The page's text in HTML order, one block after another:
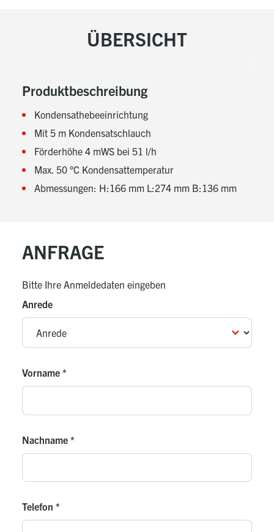
ÜBERSICHT
Produktbeschreibung
Kondensathebeeinrichtung
Mit 5 m Kondensatschlauch
Förderhöhe 4 mWS bei 51 l/h
Max. 50 °C Kondensattemperatur
Abmessungen: H:166 mm L:274 mm B:136 mm
ANFRAGE
Bitte Ihre Anmeldedaten eingeben
Anrede
Vorname *
Nachname *
Telefon *